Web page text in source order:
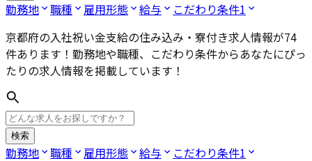
勤務地 職種 雇用形態 給与 こだわり条件1
京都府の入社祝い金支給の住み込み・寮付き求人情報が74
件あります！勤務地や職種、こだわり条件からあなたにぴっ
たりの求人情報を掲載しています！
検索
勤務地 職種 雇用形態 給与 こだわり条件1